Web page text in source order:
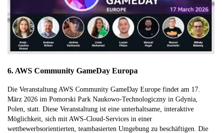
6. AWS Community GameDay Europa
Die Veranstaltung AWS Community GameDay Europe findet am 17.
März 2026 im Pomorski Park Naukowo-Technologiczny in Gdynia,
Polen, statt. Diese Veranstaltung ist eine unterhaltsame, interaktive
Möglichkeit, sich mit AWS-Cloud-Services in einer
wettbewerbsorientierten, teambasierten Umgebung zu beschäftigen. Die